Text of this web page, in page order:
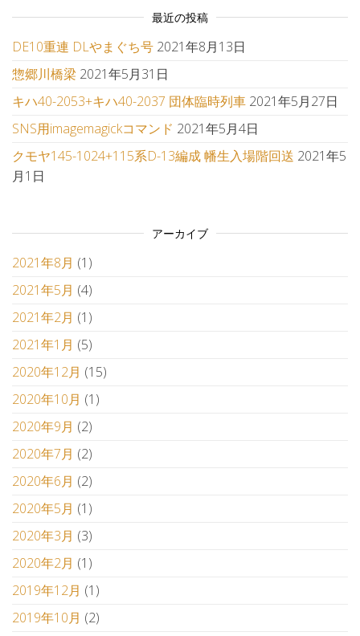
最近の投稿
DE10重連 DLやまぐち号 2021年8月13日
惣郷川橋梁 2021年5月31日
キハ40-2053+キハ40-2037 団体臨時列車 2021年5月27日
SNS用imagemagickコマンド 2021年5月4日
クモヤ145-1024+115系D-13編成 幡生入場階回送 2021年5
月1日
アーカイブ
2021年8月 (1)
2021年5月 (4)
2021年2月 (1)
2021年1月 (5)
2020年12月 (15)
2020年10月 (1)
2020年9月 (2)
2020年7月 (2)
2020年6月 (2)
2020年5月 (1)
2020年3月 (3)
2020年2月 (1)
2019年12月 (1)
2019年10月 (2)